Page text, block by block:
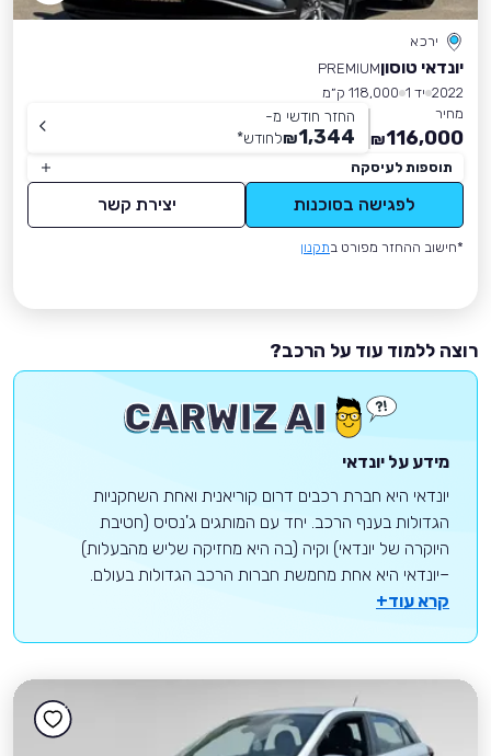
ירכא
יונדאי טוסוןPREMIUM
2022 יד 1
118,000 ק״מ
מחיר
116,000
₪
החזר חודשי מ-
1,344
₪לחודש*
תוספות לעיסקה
לפגישה בסוכנות יצירת קשר
*חישוב ההחזר מפורט בתקנון
רוצה ללמוד עוד על הרכב?
מידע על יונדאי
יונדאי היא חברת רכבים דרום קוריאנית ואחת השחקניות
הגדולות בענף הרכב. יחד עם המותגים ג'נסיס (חטיבת
היוקרה של יונדאי) וקיה (בה היא מחזיקה שליש מהבעלות)
–יונדאי היא אחת מחמשת חברות הרכב הגדולות בעולם.
קרא עוד+